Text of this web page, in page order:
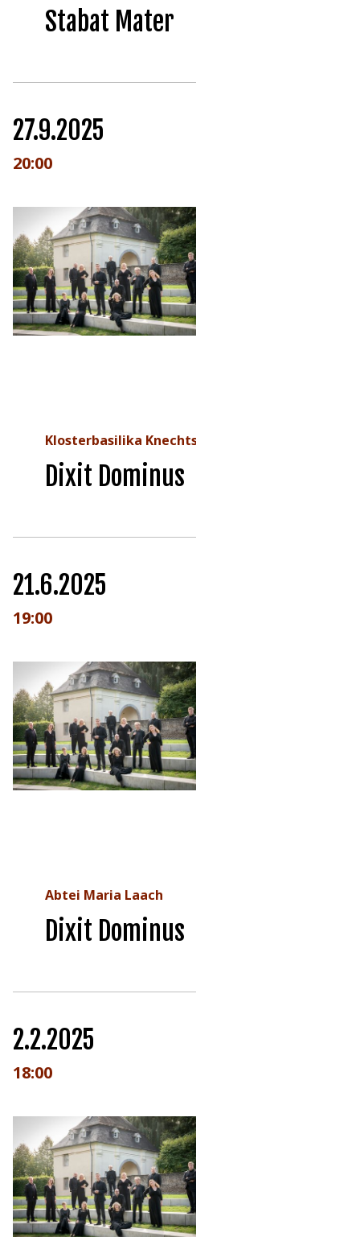
Stabat Mater
27.9.2025
20:00
Klosterbasilika Knechtsteden
Dixit Dominus
21.6.2025
19:00
Abtei Maria Laach
Dixit Dominus
2.2.2025
18:00